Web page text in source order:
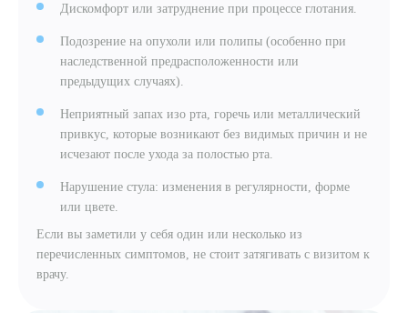
Дискомфорт или затруднение при процессе глотания.
Подозрение на опухоли или полипы (особенно при
наследственной предрасположенности или
предыдущих случаях).
Неприятный запах изо рта, горечь или металлический
привкус, которые возникают без видимых причин и не
исчезают после ухода за полостью рта.
Нарушение стула: изменения в регулярности, форме
или цвете.
Если вы заметили у себя один или несколько из
перечисленных симптомов, не стоит затягивать с визитом к
врачу.